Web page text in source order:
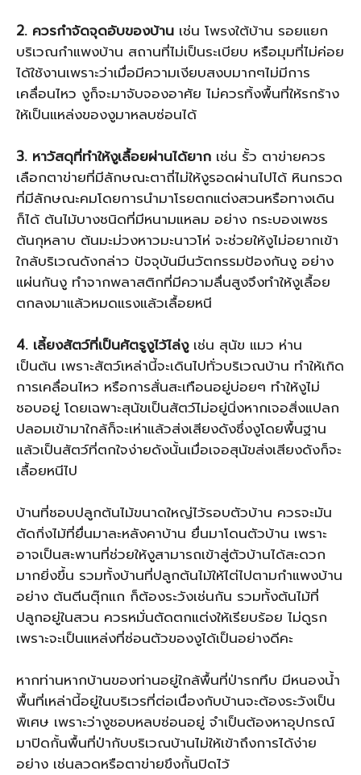
2. ควรกำจัดจุดอับของบ้าน เช่น โพรงใต้บ้าน รอยแยก
บริเวณกำแพงบ้าน สถานที่ไม่เป็นระเบียบ หรือมุมที่ไม่ค่อย
ได้ใช้งานเพราะว่าเมื่อมีความเงียบสงบมากๆไม่มีการ
เคลื่อนไหว งูก็จะมาจับจองอาศัย ไม่ควรทิ้งพื้นที่ให้รกร้าง
ให้เป็นแหล่งของงูมาหลบซ่อนได้
3. หาวัสดุที่ทำให้งูเลื้อยผ่านได้ยาก เช่น รั้ว ตาข่ายควร
เลือกตาข่ายที่มีลักษณะตาถี่ไม่ให้งูรอดผ่านไปได้ หินกรวด
ที่มีลักษณะคมโดยการนำมาโรยตกแต่งสวนหรือทางเดิน
ก็ได้ ต้นไม้บางชนิดที่มีหนามแหลม อย่าง กระบองเพชร
ต้นกุหลาบ ต้นมะม่วงหาวมะนาวโห่ จะช่วยให้งูไม่อยากเข้า
ใกล้บริเวณดังกล่าว ปัจจุบันมีนวัตกรรมป้องกันงู อย่าง
แผ่นกันงู ทำจากพลาสติกที่มีความลื่นสูงจึงทำให้งูเลื้อย
ตกลงมาแล้วหมดแรงแล้วเลื้อยหนี
4. เลี้ยงสัตว์ที่เป็นศัตรูงูไว้ไล่งูเช่น สุนัข แมว ห่าน
เป็นต้น เพราะสัตว์เหล่านี้จะเดินไปทั่วบริเวณบ้าน ทำให้เกิด
การเคลื่อนไหว หรือการสั่นสะเทือนอยู่บ่อยๆ ทำให้งูไม่
ชอบอยู่ โดยเฉพาะสุนัขเป็นสัตว์ไม่อยู่นิ่งหากเจอสิ่งแปลก
ปลอมเข้ามาใกล้ก็จะเห่าแล้วส่งเสียงดังซึ่งงูโดยพื้นฐาน
แล้วเป็นสัตว์ที่ตกใจง่ายดังนั้นเมื่อเจอสุนัขส่งเสียงดังก็จะ
เลื้อยหนีไป
บ้านที่ชอบปลูกต้นไม้ขนาดใหญ่ไว้รอบตัวบ้าน ควรจะมัน
ตัดกิ่งไม้ที่ยื่นมาละหลังคาบ้าน ยื่นมาโดนตัวบ้าน เพราะ
อาจเป็นสะพานที่ช่วยให้งูสามารถเข้าสู่ตัวบ้านได้สะดวก
มากยิ่งขึ้น รวมทั้งบ้านที่ปลูกต้นไม้ให้ไต่ไปตามกำแพงบ้าน
อย่าง ต้นตีนตุ๊กแก ก็ต้องระวังเช่นกัน รวมทั้งต้นไม้ที่
ปลูกอยู่ในสวน ควรหมั่นตัดตกแต่งให้เรียบร้อย ไม่ดูรก
เพราะจะเป็นแหล่งที่ซ่อนตัวของงูได้เป็นอย่างดีคะ
หากท่านหากบ้านของท่านอยู่ใกล้พื้นที่ป่ารกทึบ มีหนองน้ำ
พื้นที่เหล่านี้อยู่ในบริเวรที่ต่อเนื่องกับบ้านจะต้องระวังเป็น
พิเศษ เพราะว่างูชอบหลบซ่อนอยู่ จำเป็นต้องหาอุปกรณ์
มาปิดกั้นพื้นที่ป่ากับบริเวณบ้านไม่ให้เข้าถึงการได้ง่าย
อย่าง เช่นลวดหรือตาข่ายขึงกั้นปิดไว้